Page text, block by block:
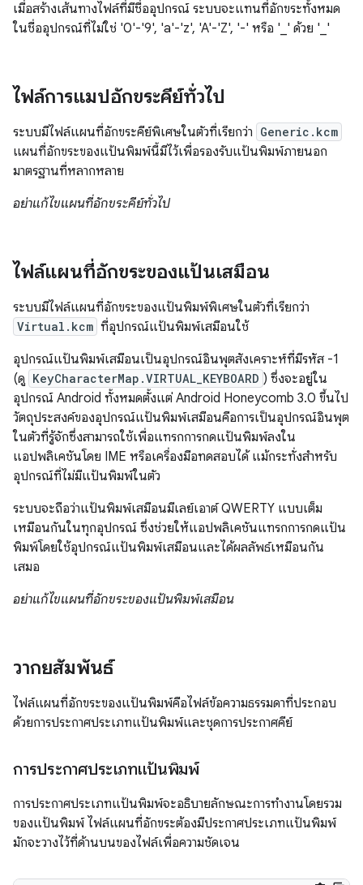
เมื่อสร้างเส้นทางไฟล์ที่มีชื่ออุปกรณ์ ระบบจะแทนที่อักขระทั้งหมด
ในชื่ออุปกรณ์ที่ไม่ใช่ '0'-'9', 'a'-'z', 'A'-'Z', '-' หรือ '_' ด้วย '_'
ไฟล์การแมปอักขระคีย์ทั่วไป
ระบบมีไฟล์แผนที่อักขระคีย์พิเศษในตัวที่เรียกว่า Generic.kcm
แผนที่อักขระของแป้นพิมพ์นี้มีไว้เพื่อรองรับแป้นพิมพ์ภายนอก
มาตรฐานที่หลากหลาย
อย่าแก้ไขแผนที่อักขระคีย์ทั่วไป
ไฟล์แผนที่อักขระของแป้นเสมือน
ระบบมีไฟล์แผนที่อักขระของแป้นพิมพ์พิเศษในตัวที่เรียกว่า
Virtual.kcm ที่อุปกรณ์แป้นพิมพ์เสมือนใช้
อุปกรณ์แป้นพิมพ์เสมือนเป็นอุปกรณ์อินพุตสังเคราะห์ที่มีรหัส -1
(ดู KeyCharacterMap.VIRTUAL_KEYBOARD ) ซึ่งจะอยู่ใน
อุปกรณ์ Android ทั้งหมดตั้งแต่ Android Honeycomb 3.0 ขึ้นไป
วัตถุประสงค์ของอุปกรณ์แป้นพิมพ์เสมือนคือการเป็นอุปกรณ์อินพุต
ในตัวที่รู้จักซึ่งสามารถใช้เพื่อแทรกการกดแป้นพิมพ์ลงใน
แอปพลิเคชันโดย IME หรือเครื่องมือทดสอบได้ แม้กระทั่งสำหรับ
อุปกรณ์ที่ไม่มีแป้นพิมพ์ในตัว
ระบบจะถือว่าแป้นพิมพ์เสมือนมีเลย์เอาต์ QWERTY แบบเต็ม
เหมือนกันในทุกอุปกรณ์ ซึ่งช่วยให้แอปพลิเคชันแทรกการกดแป้น
พิมพ์โดยใช้อุปกรณ์แป้นพิมพ์เสมือนและได้ผลลัพธ์เหมือนกัน
เสมอ
อย่าแก้ไขแผนที่อักขระของแป้นพิมพ์เสมือน
วากยสัมพันธ์
ไฟล์แผนที่อักขระของแป้นพิมพ์คือไฟล์ข้อความธรรมดาที่ประกอบ
ด้วยการประกาศประเภทแป้นพิมพ์และชุดการประกาศคีย์
การประกาศประเภทแป้นพิมพ์
การประกาศประเภทแป้นพิมพ์จะอธิบายลักษณะการทำงานโดยรวม
ของแป้นพิมพ์ ไฟล์แผนที่อักขระต้องมีประกาศประเภทแป้นพิมพ์
มักจะวางไว้ที่ด้านบนของไฟล์เพื่อความชัดเจน